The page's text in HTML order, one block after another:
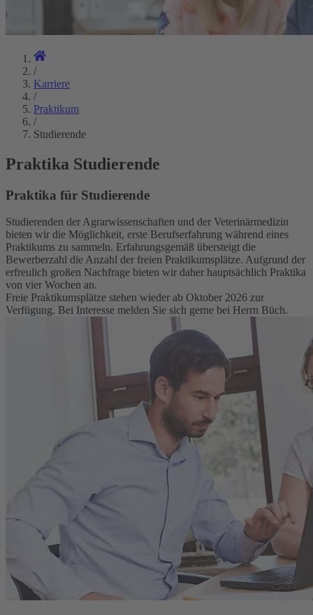
/
Karriere
/
Praktikum
/
Studierende
Praktika Studierende
Praktika für Studierende
Studierenden der Agrarwissenschaften und der Veterinärmedizin
bieten wir die Möglichkeit, erste Berufserfahrung während eines
Praktikums zu sammeln. Erfahrungsgemäß übersteigt die
Bewerberzahl die Anzahl der freien Praktikumsplätze. Aufgrund der
erfreulich großen Nachfrage bieten wir daher hauptsächlich Praktika
von vier Wochen an.
Freie Praktikumsplätze stehen wieder ab Oktober 2026 zur
Verfügung. Bei Interesse melden Sie sich gerne bei Herrn Büch.